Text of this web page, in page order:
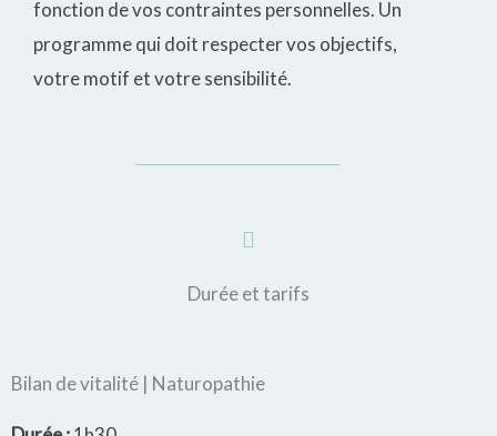
fonction de vos contraintes personnelles. Un
programme qui doit respecter vos objectifs,
votre motif et votre sensibilité.
Durée et tarifs
Bilan de vitalité | Naturopathie